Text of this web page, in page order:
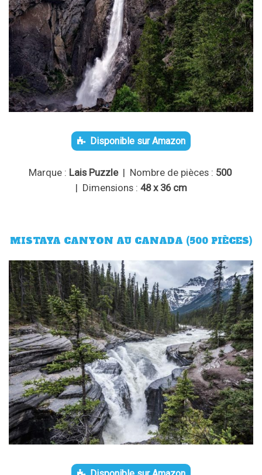
Disponible sur Amazon
Marque : Lais Puzzle| Nombre de pièces : 500
| Dimensions : 48 x 36 cm
MISTAYA CANYON AU CANADA (500 PIÈCES)